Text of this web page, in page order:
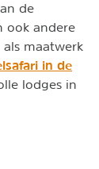
de
ook andere
als maatwerk
in de
lodges in